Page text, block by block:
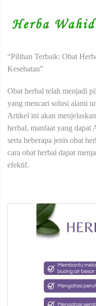
“Pilihan Terbaik: Obat
Kesehatan”
Obat herbal telah menjadi
yang mencari solusi alami
Artikel ini akan
herbal, manfaat yang dapat
serta beberapa jenis obat
cara obat herbal dapat
efektif.